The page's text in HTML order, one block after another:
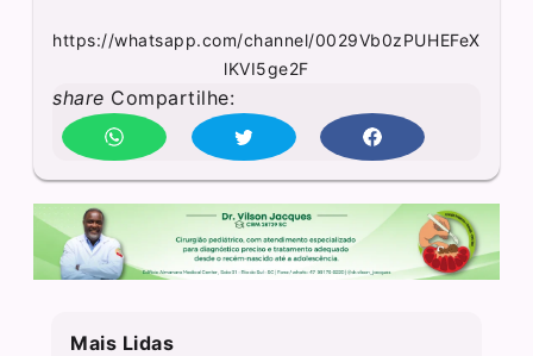
https://whatsapp.com/channel/0029Vb0zPUHEFeX
lKVI5ge2F
share Compartilhe:
Mais Lidas